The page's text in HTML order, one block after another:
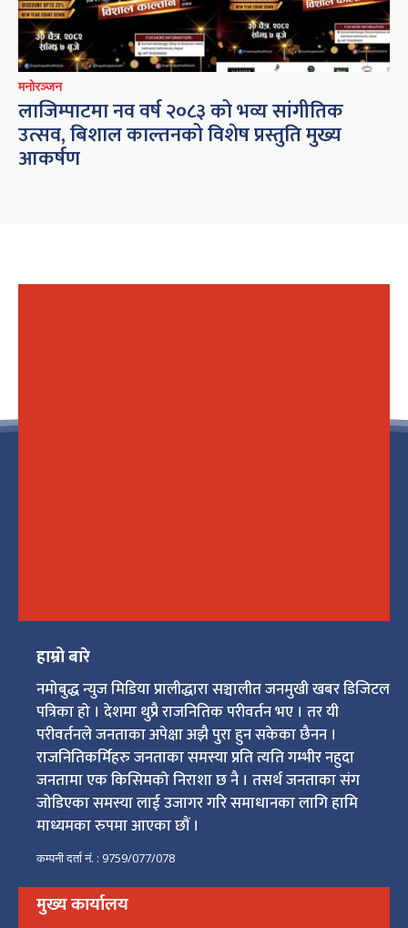
मनोरञ्जन
लाजिम्पाटमा नव वर्ष २०८३ को भव्य सांगीतिक
उत्सव, बिशाल काल्तनको विशेष प्रस्तुति मुख्य
आकर्षण
हाम्रो बारे
नमोबुद्ध न्युज मिडिया प्रालीद्धारा सञ्चालीत जनमुखी खबर डिजिटल
पत्रिका हो । देशमा थुप्रै राजनितिक परीवर्तन भए । तर यी
परीवर्तनले जनताका अपेक्षा अझै पुरा हुन सकेका छैनन ।
राजनितिकर्मिहरु जनताका समस्या प्रति त्यति गम्भीर नहुदा
जनतामा एक किसिमको निराशा छ नै । तसर्थ जनताका संग
जोडिएका समस्या लाई उजागर गरि समाधानका लागि हामि
माध्यमका रुपमा आएका छौं ।
कम्पनी दर्ता नं. : 9759/077/078
मुख्य कार्यालय